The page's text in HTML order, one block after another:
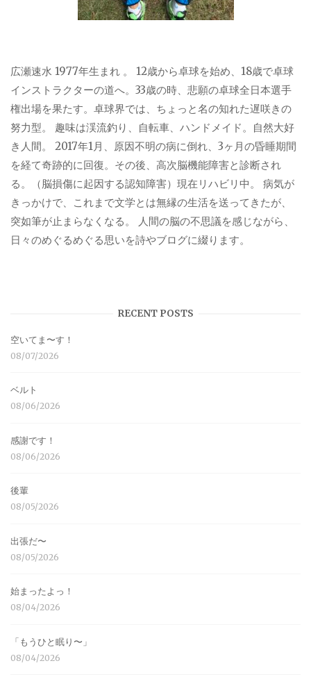
広瀬速水 1977年生まれ 。 12歳から卓球を始め、18歳で卓球
インストラクターの道へ。33歳の時、悲願の卓球全日本選手
権出場を果たす。卓球界では、ちょっと名の知れた遅咲きの
努力型。 趣味は渓流釣り、自転車、ハンドメイド。自然大好
き人間。 2017年1月、原因不明の病に倒れ、3ヶ月の昏睡期間
を経て奇跡的に回復。その後、高次脳機能障害と診断され
る。（脳損傷に起因する認知障害）現在リハビリ中。 病気が
きっかけで、これまで文学とは無縁の生活を送ってきたが、
突如筆が止まらなくなる。 人間の脳の不思議を感じながら、
日々のめぐるめぐる思いを詩やブログに綴ります。
RECENT POSTS
空いてま〜す！
08/07/2026
ベルト
08/06/2026
感謝です！
08/06/2026
後輩
08/05/2026
出張だ〜
08/05/2026
始まったよっ！
08/04/2026
「もうひと眠り〜」
08/04/2026